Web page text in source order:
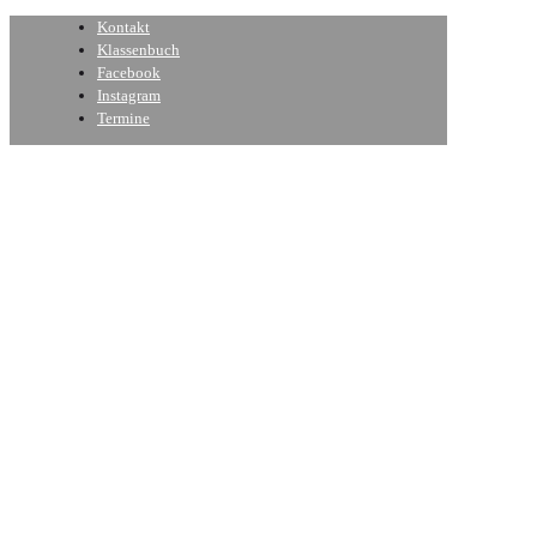
Kontakt
Klassenbuch
Facebook
Instagram
Termine